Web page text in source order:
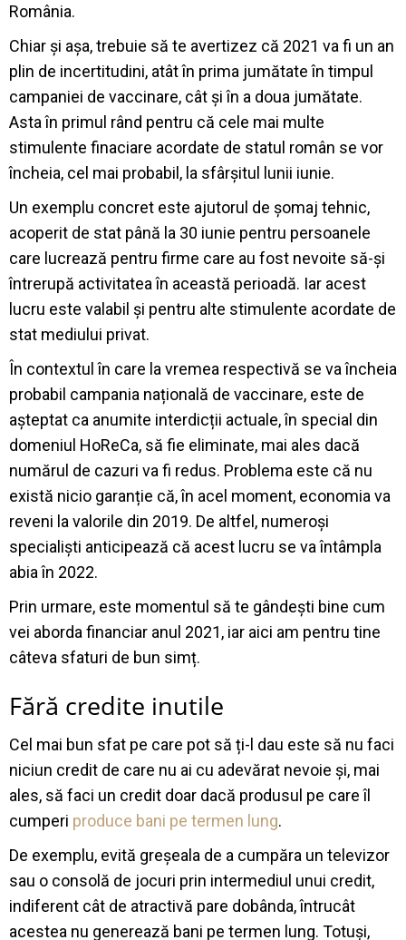
România.
Chiar și așa, trebuie să te avertizez că 2021 va fi un an
plin de incertitudini, atât în prima jumătate în timpul
campaniei de vaccinare, cât și în a doua jumătate.
Asta în primul rând pentru că cele mai multe
stimulente finaciare acordate de statul român se vor
încheia, cel mai probabil, la sfârșitul lunii iunie.
Un exemplu concret este ajutorul de șomaj tehnic,
acoperit de stat până la 30 iunie pentru persoanele
care lucrează pentru firme care au fost nevoite să-și
întrerupă activitatea în această perioadă. Iar acest
lucru este valabil și pentru alte stimulente acordate de
stat mediului privat.
În contextul în care la vremea respectivă se va încheia
probabil campania națională de vaccinare, este de
așteptat ca anumite interdicții actuale, în special din
domeniul HoReCa, să fie eliminate, mai ales dacă
numărul de cazuri va fi redus. Problema este că nu
există nicio garanție că, în acel moment, economia va
reveni la valorile din 2019. De altfel, numeroși
specialiști anticipează că acest lucru se va întâmpla
abia în 2022.
Prin urmare, este momentul să te gândești bine cum
vei aborda financiar anul 2021, iar aici am pentru tine
câteva sfaturi de bun simț.
Fără credite inutile
Cel mai bun sfat pe care pot să ți-l dau este să nu faci
niciun credit de care nu ai cu adevărat nevoie și, mai
ales, să faci un credit doar dacă produsul pe care îl
cumperi produce bani pe termen lung.
De exemplu, evită greșeala de a cumpăra un televizor
sau o consolă de jocuri prin intermediul unui credit,
indiferent cât de atractivă pare dobânda, întrucât
acestea nu generează bani pe termen lung. Totuși,